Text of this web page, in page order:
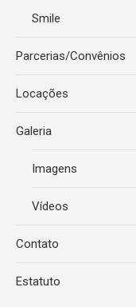
Smile
Parcerias/Convênios
Locações
Galeria
Imagens
Vídeos
Contato
Estatuto